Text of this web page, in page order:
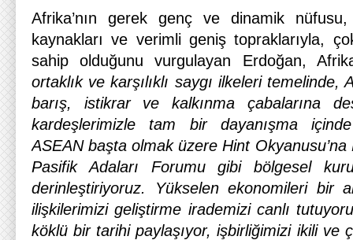
Afrika’nın gerek genç ve dinamik
kaynakları ve verimli geniş topraklarıyla,
sahip olduğunu vurgulayan Erdoğan,
ortaklık ve karşılıklı saygı ilkeleri temelinde,
barış, istikrar ve kalkınma çabalarına
kardeşlerimizle tam bir dayanışma
ASEAN başta olmak üzere Hint Okyanusu’na
Pasifik Adaları Forumu gibi bölgesel
derinleştiriyoruz. Yükselen ekonomileri bir
ilişkilerimizi geliştirme irademizi canlı
köklü bir tarihi paylaşıyor, işbirliğimizi ikili ve